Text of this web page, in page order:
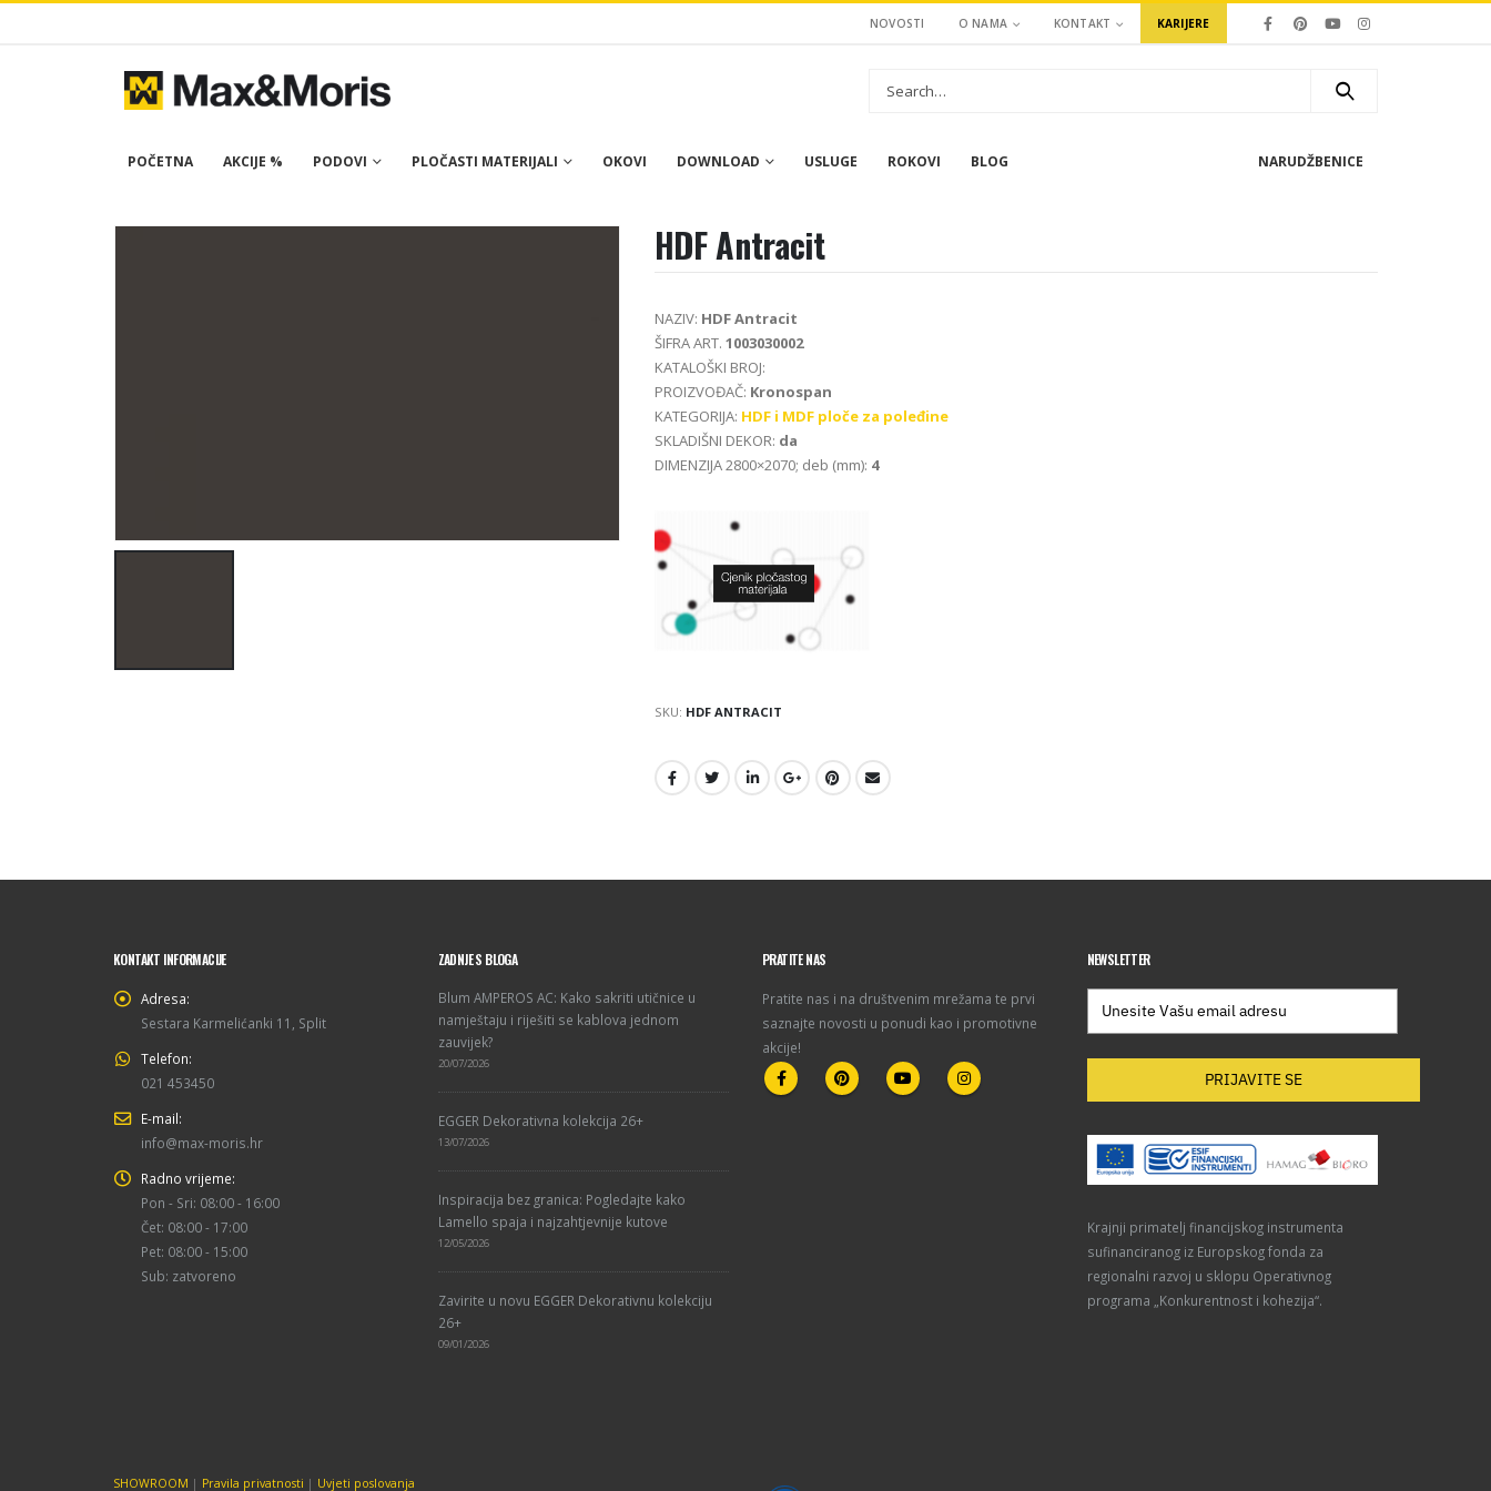
NOVOSTI O NAMA KONTAKT KARIJERE
POČETNA AKCIJE % PODOVI PLOČASTI MATERIJALI OKOVI DOWNLOAD USLUGE ROKOVI BLOG NARUDŽBENICE
HDF Antracit
NAZIV: HDF Antracit
ŠIFRA ART. 1003030002
KATALOŠKI BROJ:
PROIZVOĐAČ: Kronospan
KATEGORIJA: HDF i MDF ploče za poleđine
SKLADIŠNI DEKOR: da
DIMENZIJA 2800×2070; deb (mm): 4
SKU: HDF ANTRACIT
KONTAKT INFORMACIJE
Adresa:
Sestara Karmelićanki 11, Split
Telefon:
021 453450
E-mail:
info@max-moris.hr
Radno vrijeme:
Pon - Sri: 08:00 - 16:00
Čet: 08:00 - 17:00
Pet: 08:00 - 15:00
Sub: zatvoreno
ZADNJE S BLOGA
Blum AMPEROS AC: Kako sakriti utičnice u
namještaju i riješiti se kablova jednom
zauvijek?
20/07/2026
EGGER Dekorativna kolekcija 26+
13/07/2026
Inspiracija bez granica: Pogledajte kako
Lamello spaja i najzahtjevnije kutove
12/05/2026
Zavirite u novu EGGER Dekorativnu kolekciju
26+
09/01/2026
PRATITE NAS
Pratite nas i na društvenim mrežama te prvi
saznajte novosti u ponudi kao i promotivne
akcije!
NEWSLETTER
PRIJAVITE SE
Krajnji primatelj financijskog instrumenta
sufinanciranog iz Europskog fonda za
regionalni razvoj u sklopu Operativnog
programa „Konkurentnost i kohezija“.
SHOWROOM | Pravila privatnosti | Uvjeti poslovanja